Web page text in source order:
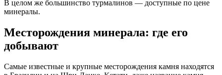
В целом же большинство турмалинов — доступные по цене
минералы.
Месторождения минерала: где его
добывают
Самые известные и крупные месторождения камня находятся